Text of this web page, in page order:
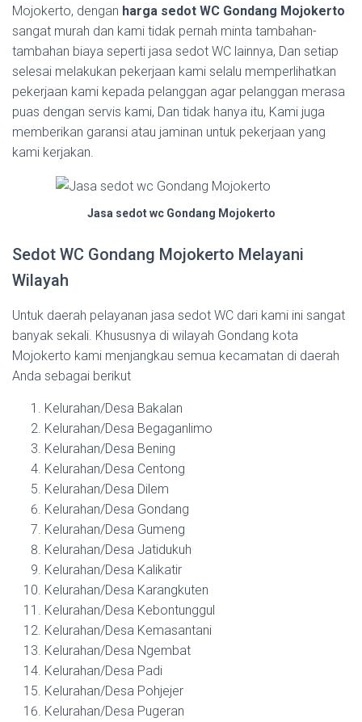
Mojokerto, dengan harga sedot WC Gondang Mojokerto
sangat murah dan kami tidak pernah minta tambahan-
tambahan biaya seperti jasa sedot WC lainnya, Dan setiap
selesai melakukan pekerjaan kami selalu memperlihatkan
pekerjaan kami kepada pelanggan agar pelanggan merasa
puas dengan servis kami, Dan tidak hanya itu, Kami juga
memberikan garansi atau jaminan untuk pekerjaan yang
kami kerjakan.
Jasa sedot wc Gondang Mojokerto
Sedot WC Gondang Mojokerto Melayani
Wilayah
Untuk daerah pelayanan jasa sedot WC dari kami ini sangat
banyak sekali. Khususnya di wilayah Gondang kota
Mojokerto kami menjangkau semua kecamatan di daerah
Anda sebagai berikut
Kelurahan/Desa Bakalan
Kelurahan/Desa Begaganlimo
Kelurahan/Desa Bening
Kelurahan/Desa Centong
Kelurahan/Desa Dilem
Kelurahan/Desa Gondang
Kelurahan/Desa Gumeng
Kelurahan/Desa Jatidukuh
Kelurahan/Desa Kalikatir
Kelurahan/Desa Karangkuten
Kelurahan/Desa Kebontunggul
Kelurahan/Desa Kemasantani
Kelurahan/Desa Ngembat
Kelurahan/Desa Padi
Kelurahan/Desa Pohjejer
Kelurahan/Desa Pugeran